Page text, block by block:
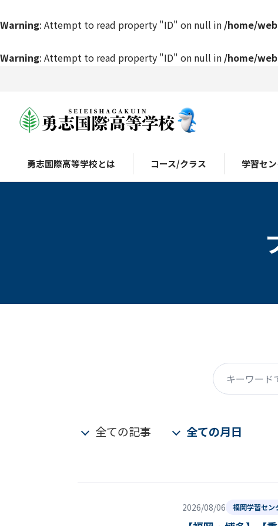
Warning: Attempt to read property "ID" on null in /home/
Warning: Attempt to read property "ID" on null in /home/
勇志国際高等学校とは コース/クラス 学習セ
キーワードで
全ての記事 全ての月日
2026/08/06 福岡学習セン